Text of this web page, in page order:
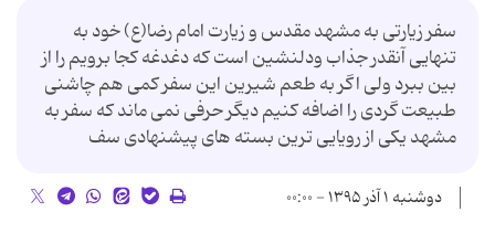
سفر زیارتی به مشهد مقدس و زیارت امام رضا(ع) خود به
تنهایی آنقدر جذاب ودلنشین است که دغدغه کجا برویم را از
بین ببرد ولی اگر به طعم شیرین این سفر کمی هم چاشنی
طبیعت گردی را اضافه کنیم دیگر حرفی نمی ماند که سفر به
مشهد یکی از رویایی ترین بسته های پیشنهادی سف
دوشنبه ۱ آذر ۱۳۹۵ - ۰۰:۰۰